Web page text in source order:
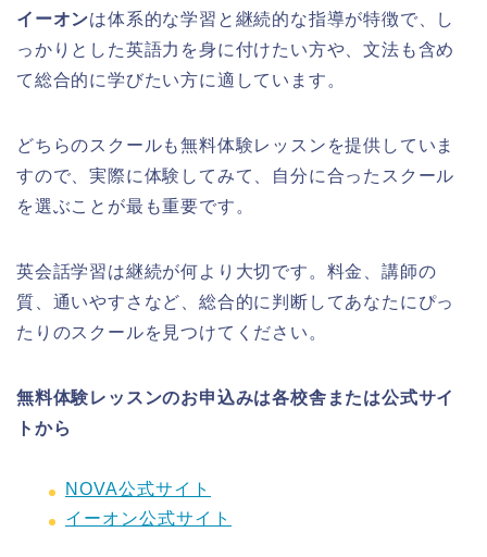
イーオンは体系的な学習と継続的な指導が特徴で、し
っかりとした英語力を身に付けたい方や、文法も含め
て総合的に学びたい方に適しています。
どちらのスクールも無料体験レッスンを提供していま
すので、実際に体験してみて、自分に合ったスクール
を選ぶことが最も重要です。
英会話学習は継続が何より大切です。料金、講師の
質、通いやすさなど、総合的に判断してあなたにぴっ
たりのスクールを見つけてください。
無料体験レッスンのお申込みは各校舎または公式サイ
トから
NOVA公式サイト
イーオン公式サイト